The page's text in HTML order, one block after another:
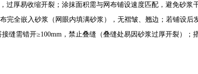
厚易收缩开裂；涂抹面积需与网布铺设速度匹配，避免砂浆
全嵌入砂浆（网眼内填满砂浆），无褶皱、翘边；若铺设后
缝需错开≥100mm，禁止叠缝（叠缝处易因砂浆过厚开裂）；